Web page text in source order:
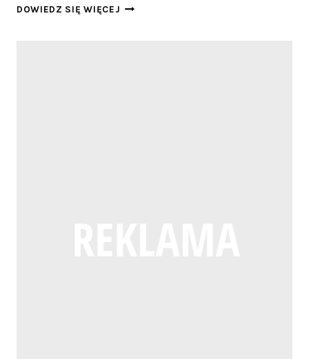
DOWIEDZ SIĘ WIĘCEJ KIELCE